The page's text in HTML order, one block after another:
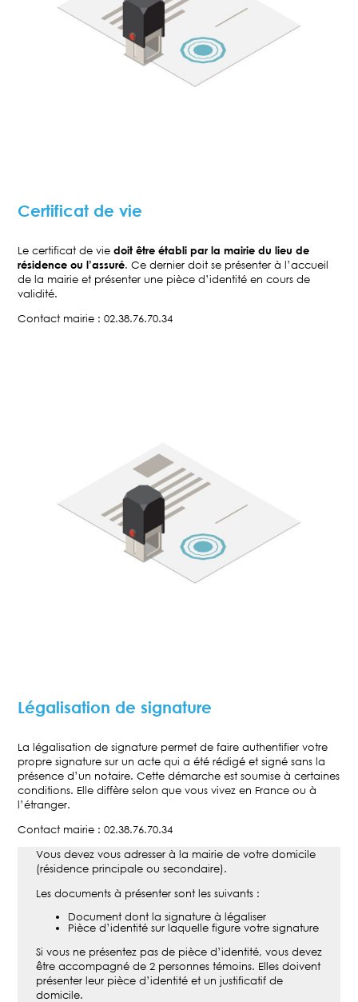
Certificat de vie
Le certificat de viedoit être établi par la mairie du lieu de
résidence ou l’assuré. Ce dernier doit se présenter à l’accueil
de la mairie et présenter une pièce d’identité en cours de
validité.
Contact mairie : 02.38.76.70.34
Légalisation de signature
La légalisation de signature permet de faire authentifier votre
propre signature sur un acte qui a été rédigé et signé sans la
présence d’un notaire. Cette démarche est soumise à certaines
conditions. Elle diffère selon que vous vivez en France ou à
l’étranger.
Contact mairie : 02.38.76.70.34
Vous devez vous adresser à la mairie de votre domicile
(résidence principale ou secondaire).
Les documents à présenter sont les suivants :
Document dont la signature à légaliser
Pièce d’identité sur laquelle figure votre signature
Si vous ne présentez pas de pièce d’identité, vous devez
être accompagné de 2 personnes témoins. Elles doivent
présenter leur pièce d’identité et un justificatif de
domicile.